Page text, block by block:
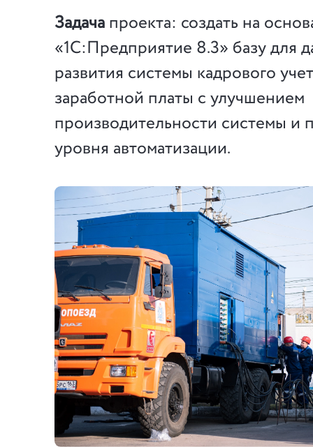
Задачапроекта: создать на
«1С:Предприятие 8.3» базу для
развития системы кадрового
заработной платы с улучшением
производительности системы
уровня автоматизации.